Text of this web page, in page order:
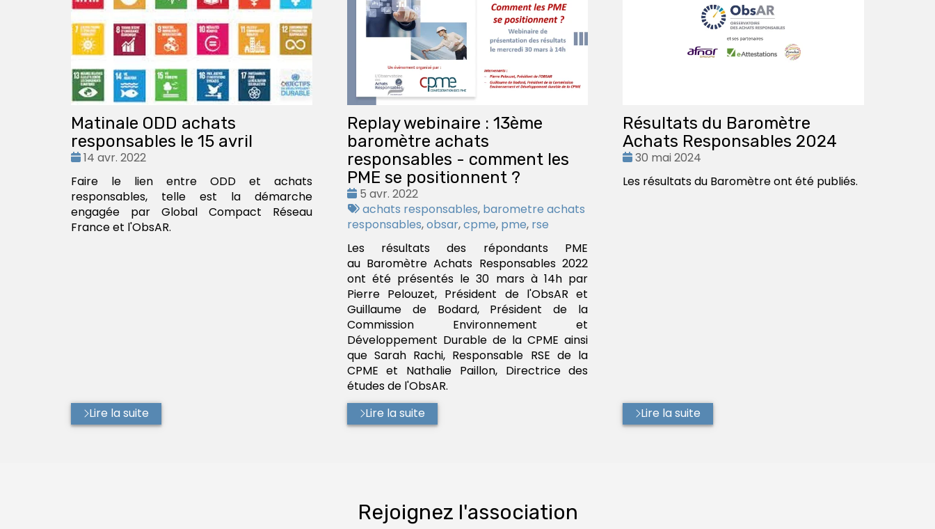
Matinale ODD achats
responsables le 15 avril
Date
14 avr. 2022
Faire le lien entre ODD et achats
responsables, telle est la démarche
engagée par Global Compact Réseau
France et l'ObsAR.
Lire la suite
Replay webinaire : 13ème
baromètre achats
responsables - comment les
PME se positionnent ?
Date
:
5 avr. 2022
Tags
:
achats responsables, barometre achats
responsables,obsar,cpme, pme, rse
Les résultats des répondants PME
au Baromètre Achats Responsables 2022
ont été présentés le 30 mars à 14h par
Pierre Pelouzet, Président de l'ObsAR et
Guillaume de Bodard, Président de la
Commission Environnement et
Développement Durable de la CPME ainsi
que Sarah Rachi, Responsable RSE de la
CPME et Nathalie Paillon, Directrice des
études de l'ObsAR.
Lire la suite
Résultats du Baromètre
Achats Responsables 2024
Date
30 mai 2024
Les résultats du Baromètre ont été publiés.
Lire la suite
Rejoignez l'association